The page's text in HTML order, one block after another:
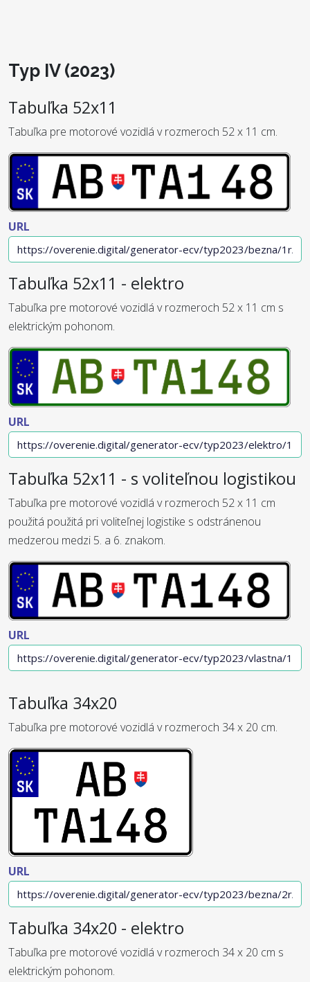
Typ IV (2023)
Tabuľka 52x11
Tabuľka pre motorové vozidlá v rozmeroch 52 x 11 cm.
URL
Tabuľka 52x11 - elektro
Tabuľka pre motorové vozidlá v rozmeroch 52 x 11 cm s
elektrickým pohonom.
URL
Tabuľka 52x11 - s voliteľnou logistikou
Tabuľka pre motorové vozidlá v rozmeroch 52 x 11 cm
použitá použitá pri voliteľnej logistike s odstránenou
medzerou medzi 5. a 6. znakom.
URL
Tabuľka 34x20
Tabuľka pre motorové vozidlá v rozmeroch 34 x 20 cm.
URL
Tabuľka 34x20 - elektro
Tabuľka pre motorové vozidlá v rozmeroch 34 x 20 cm s
elektrickým pohonom.